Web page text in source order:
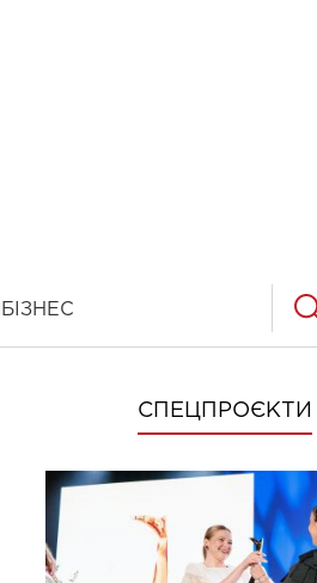
БІЗНЕС
СПЕЦПРОЄКТИ